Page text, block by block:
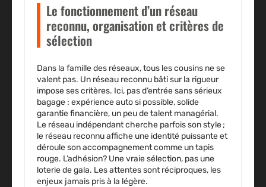
Le fonctionnement d’un réseau
reconnu, organisation et critères de
sélection
Dans la famille des réseaux, tous les cousins ne se
valent pas. Un réseau reconnu bâti sur la rigueur
impose ses critères. Ici, pas d’entrée sans sérieux
bagage : expérience auto si possible, solide
garantie financière, un peu de talent managérial.
Le réseau indépendant cherche parfois son style ;
le réseau reconnu affiche une identité puissante et
déroule son accompagnement comme un tapis
rouge. L’adhésion? Une vraie sélection, pas une
loterie de gala. Les attentes sont réciproques, les
enjeux jamais pris à la légère.